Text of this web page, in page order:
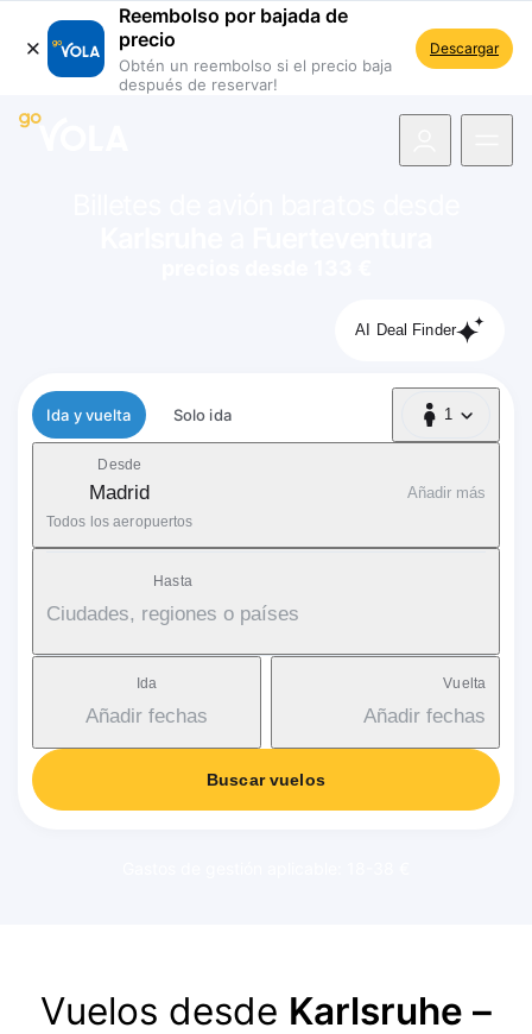
Reembolso por bajada de
precio
Obtén un reembolso si el precio baja
después de reservar!
Descargar
AI Deal Finder
Tipo de vuelo
Ida y vuelta Solo ida 1
1 Pasajero
Desde
Madrid
Todos los aeropuertos
Añadir más
Hasta
Ciudades, regiones o países
Ida
Añadir fechas
Vuelta
Añadir fechas
Buscar vuelos
Vuelos desde Karlsruhe –